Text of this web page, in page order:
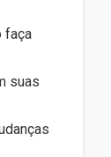
faça
suas